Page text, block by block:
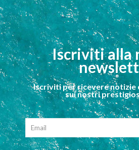
Iscriviti alla
Iscriviti per ricevere notizie
sui nostri